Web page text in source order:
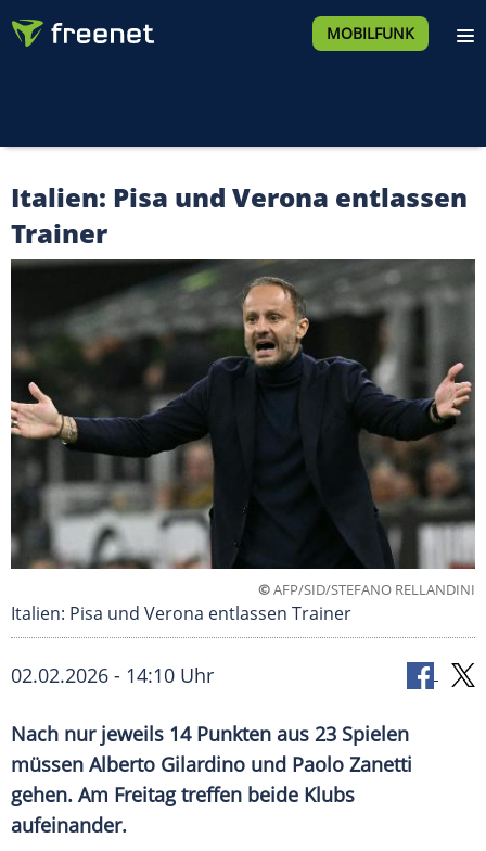
MOBILFUNK
Italien: Pisa und Verona entlassen
Trainer
©AFP/SID/STEFANO RELLANDINI
Italien: Pisa und Verona entlassen Trainer
02.02.2026 - 14:10 Uhr
Nach nur jeweils 14 Punkten aus 23 Spielen
müssen Alberto Gilardino und Paolo Zanetti
gehen. Am Freitag treffen beide Klubs
aufeinander.